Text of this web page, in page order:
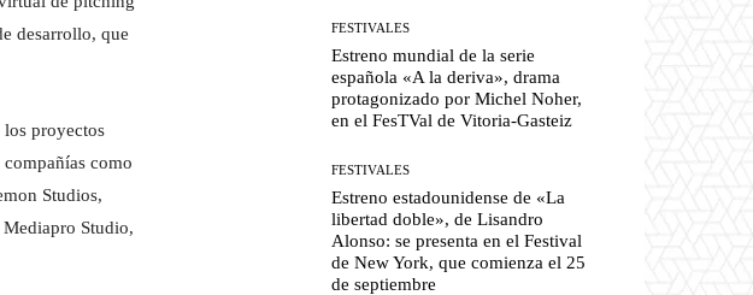
desarrollo, que
los proyectos
como
Studios,
Studio,
FESTIVALES
Estreno mundial de la serie
española «A la deriva», drama
protagonizado por Michel Noher,
en el FesTVal de Vitoria-Gasteiz
FESTIVALES
Estreno estadounidense de «La
libertad doble», de Lisandro
Alonso: se presenta en el Festival
de New York, que comienza el 25
de septiembre